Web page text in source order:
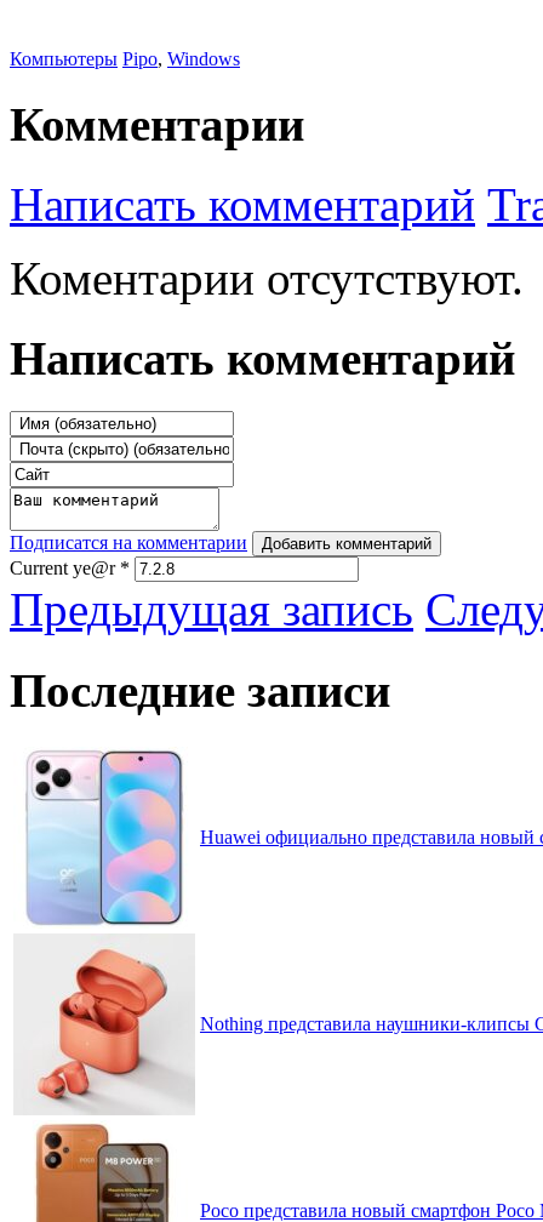
Компьютеры Pipo, Windows
Комментарии
Написать комментарий
Коментарии отсутствуют.
Написать комментарий
Подписатся на комментарии Добавить комментарий
Current ye@r *
Предыдущая запись
Последние записи
Huawei официально представила
Nothing представила наушники-клипсы
Poco представила новый смартфон